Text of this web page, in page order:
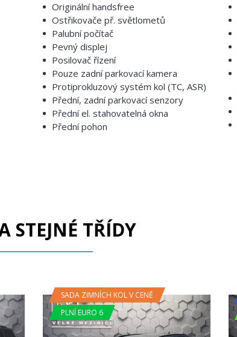
Originální handsfree
Ostřikovače př. světlometů
Palubní počítač
Pevný displej
Posilovač řízení
Pouze zadní parkovací kamera
Protiprokluzový systém kol (TC, ASR)
Přední, zadní parkovací senzory
Přední el. stahovatelná okna
Přední pohon
STEJNÉ TŘÍDY
SADA ZIMNÍCH KOL V CENĚ
PLNÍ EURO 6